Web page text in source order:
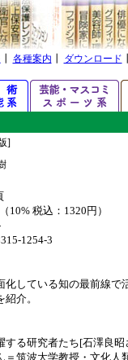
各種案内 ダウンロード
]
10% 税込：1320円）
1254-3
化している知の最前線で
介。
する研究者たち[石澤良
＝筑波大学教授・文化人